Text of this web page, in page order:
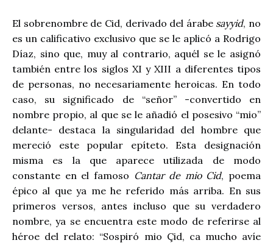
El sobrenombre de Cid, derivado del árabe sayyid, no
es un calificativo exclusivo que se le aplicó a Rodrigo
Díaz, sino que, muy al contrario, aquél se le asignó
también entre los siglos XI y XIII a diferentes tipos
de personas, no necesariamente heroicas. En todo
caso, su significado de “señor” -convertido en
nombre propio, al que se le añadió el posesivo “mio”
delante- destaca la singularidad del hombre que
mereció este popular epíteto. Esta designación
misma es la que aparece utilizada de modo
constante en el famoso Cantar de mio Cid, poema
épico al que ya me he referido más arriba. En sus
primeros versos, antes incluso que su verdadero
nombre, ya se encuentra este modo de referirse al
héroe del relato: “Sospiró mio Çid, ca mucho avíe